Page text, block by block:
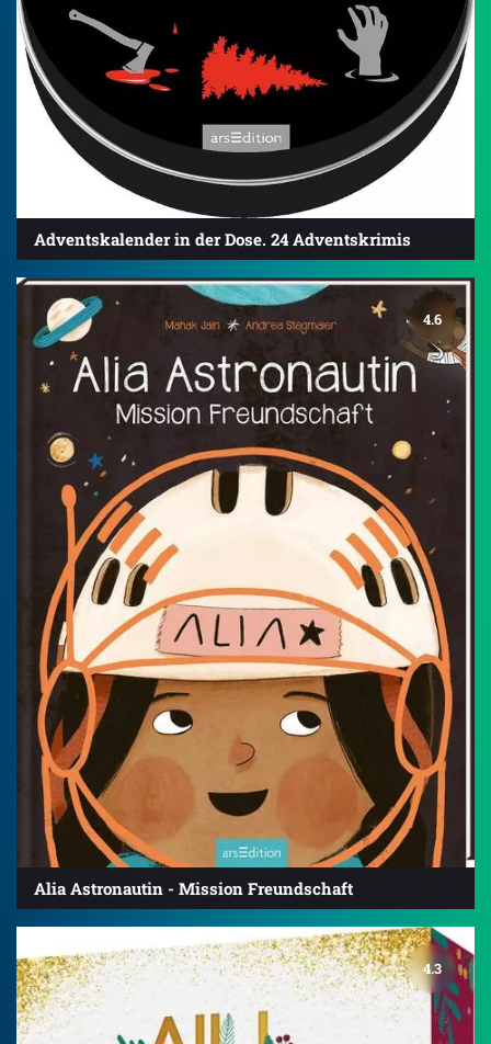
Adventskalender in der Dose. 24 Adventskrimis
4.6
Alia Astronautin - Mission Freundschaft
4.3